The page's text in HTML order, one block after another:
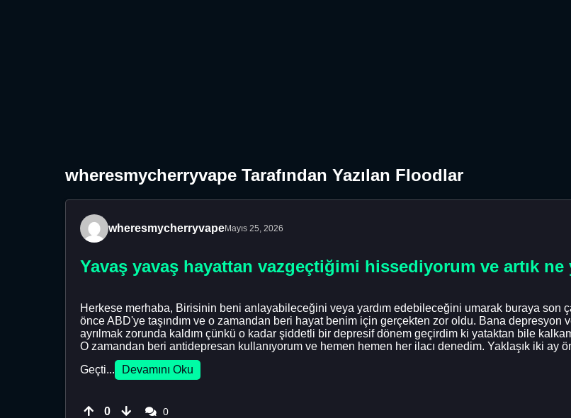
wheresmycherryvape Tarafından Yazılan Floodlar
wheresmycherryvapeMayıs 25, 2026
Yavaş yavaş hayattan vazgeçtiğimi hissediyorum ve artık ne
Herkese merhaba, Birisinin beni anlayabileceğini veya yardım edebileceğini umarak buraya son
önce ABD'ye taşındım ve o zamandan beri hayat benim için gerçekten zor oldu. Bana depresyon
ayrılmak zorunda kaldım çünkü o kadar şiddetli bir depresif dönem geçirdim ki yataktan bile
O zamandan beri antidepresan kullanıyorum ve hemen hemen her ilacı denedim. Yaklaşık iki ay
Geçti...
Devamını Oku
0 0